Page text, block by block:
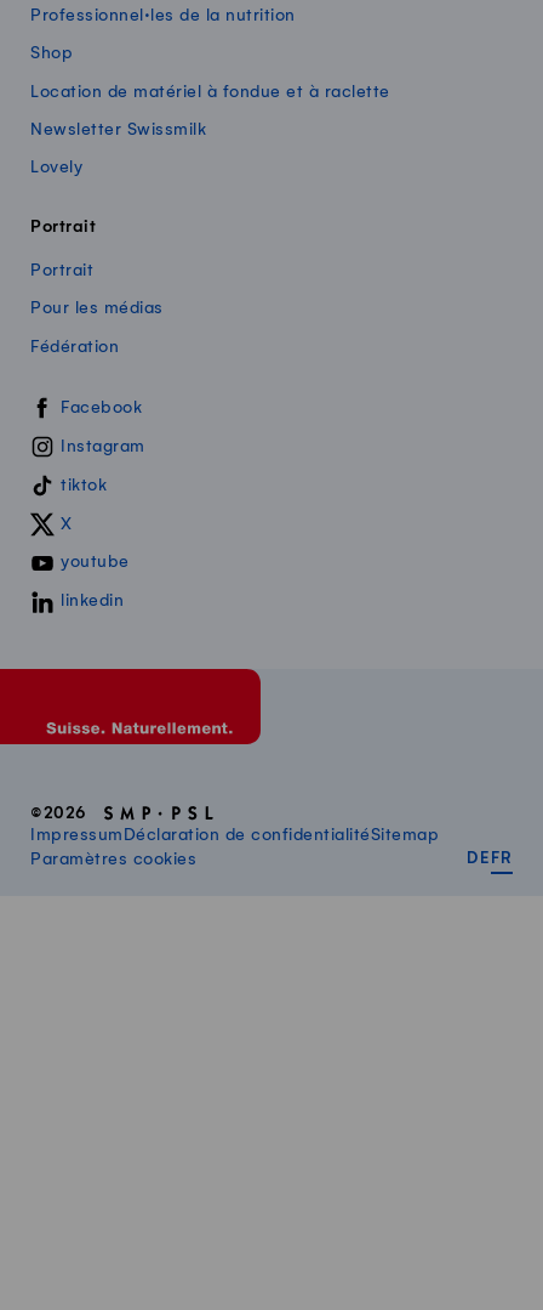
Professionnel·les de la nutrition
Shop
Location de matériel à fondue et à raclette
Newsletter Swissmilk
Lovely
Portrait
Portrait
Pour les médias
Fédération
Swissmilk sur les réseaux sociaux
Facebook
Instagram
tiktok
X
youtube
linkedin
©2026
Impressum Déclaration de confidentialitéSitemap
Paramètres cookies
DE FR